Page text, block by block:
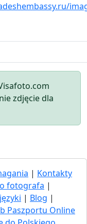
zdjęcie dla
| Kontakty
fotografa |
| Blog |
Paszportu Online